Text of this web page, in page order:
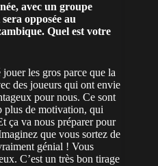
avec un groupe
opposée au
. Quel est votre
les gros parce que la
des joueurs qui ont envie
pour nous. Ce sont
plus de motivation, qui
ça va nous préparer pour
que vous sortez de
génial ! Vous
C’est un très bon tirage